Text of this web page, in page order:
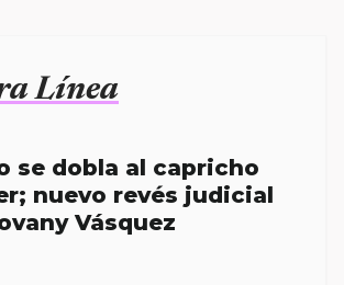
Línea
se dobla al capricho
nuevo revés judicial
Vásquez